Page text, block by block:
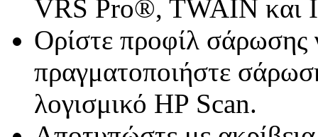
VRS Pro®, TWAIN και
Ορίστε προφίλ σάρωσης
πραγματοποιήστε
λογισμικό HP Scan.